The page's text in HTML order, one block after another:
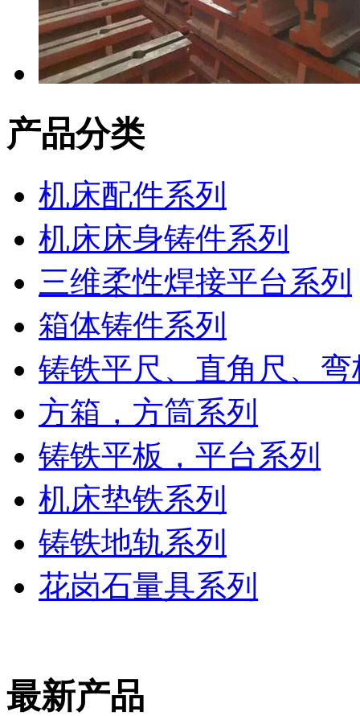
产品分类
机床配件系列
机床床身铸件系列
三维柔性焊接平台系列
箱体铸件系列
铸铁平尺、直角尺、
方箱，方筒系列
铸铁平板，平台系列
机床垫铁系列
铸铁地轨系列
花岗石量具系列
最新产品